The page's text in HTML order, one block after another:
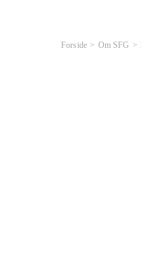
Forside Om SFG